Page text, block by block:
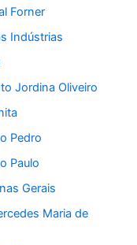
Forner
Indústrias
Jordina Oliveiro
Pedro
Paulo
Gerais
Maria de